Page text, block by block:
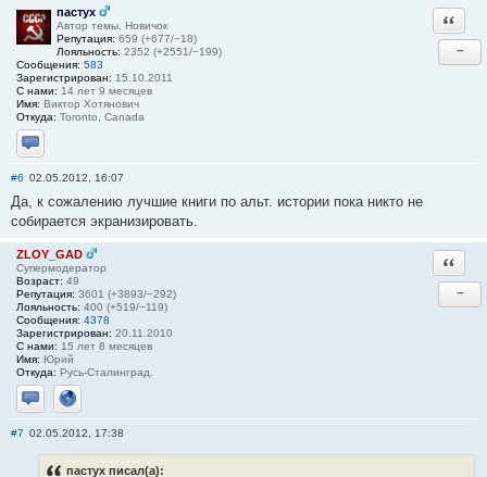
пастух
Автор темы, Новичок
Репутация: 659 (+677/−18)
Лояльность: 2352 (+2551/−199)
Сообщения: 583
Зарегистрирован: 15.10.2011
С нами: 14 лет 9 месяцев
Имя: Виктор Хотянович
Откуда: Toronto, Canada
Отправить личное сообщение
−
#6 02.05.2012, 16:07
Да, к сожалению лучшие книги по альт. истории пока никто не
собирается экранизировать.
ZLOY_GAD
Супермодератор
Возраст: 49
Репутация: 3601 (+3893/−292)
Лояльность: 400 (+519/−119)
Сообщения: 4378
Зарегистрирован: 20.11.2010
С нами: 15 лет 8 месяцев
Имя: Юрий
Откуда: Русь-Сталинград.
Отправить личное сообщение
Сайт
−
#7 02.05.2012, 17:38
пастух писал(а):